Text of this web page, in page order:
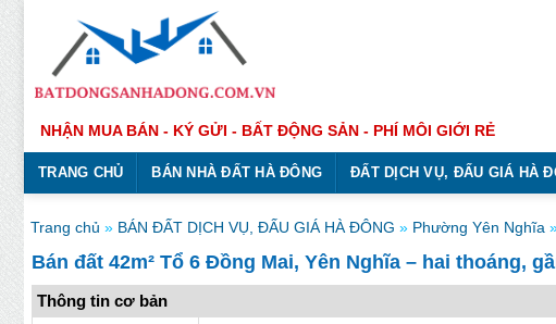
dung
NHẬN MUA BÁN - KÝ GỬI - BẤT ĐỘNG SẢN - PHÍ MÔI GIỚI RẺ
TRANG CHỦ BÁN NHÀ ĐẤT HÀ ĐÔNG ĐẤT DỊCH VỤ, ĐẤU GIÁ HÀ
Trang chủ » BÁN ĐẤT DỊCH VỤ, ĐẤU GIÁ HÀ ĐÔNG » Phường Yên Nghĩa
Bán đất 42m² Tổ 6 Đồng Mai, Yên Nghĩa – hai thoáng,
Thông tin cơ bản